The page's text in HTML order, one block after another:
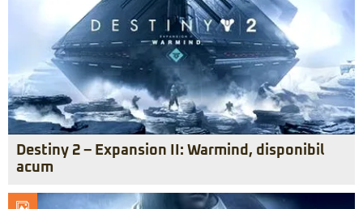
Destiny 2 – Expansion II: Warmind, disponibil
acum